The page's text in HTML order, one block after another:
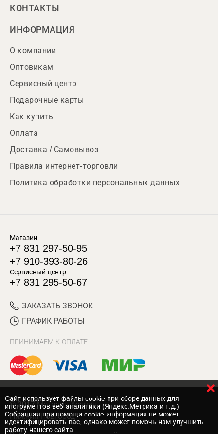
КОНТАКТЫ
ИНФОРМАЦИЯ
О компании
Оптовикам
Сервисный центр
Подарочные карты
Как купить
Оплата
Доставка / Самовывоз
Правила интернет-торговли
Политика обработки персональных данных
Магазин
+7 831 297-50-95
+7 910-393-80-26
Сервисный центр
+7 831 295-50-67
ЗАКАЗАТЬ ЗВОНОК
ГРАФИК РАБОТЫ
ПРИНИМАЕМ К ОПЛАТЕ
© 2017 Магазин Хозяин
Нижний Новгород
Cайт использует файлы cookie при сборе данных для
инструментов веб-аналитики (Яндекс.Метрика и т.д.)
Собранная при помощи cookie информация не может
идентифицировать вас, однако может помочь нам улучшить
работу нашего сайта.